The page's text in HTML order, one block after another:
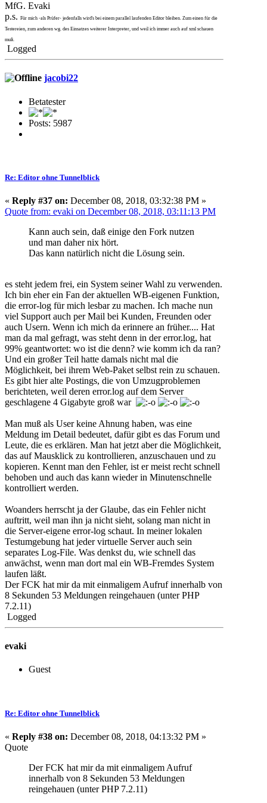
MfG. Evaki
p.s. Für mich -als Prüfer- jedenfalls wird's bei einem parallel laufenden Editor bleiben. Zum einen für die
Testereien, zum anderen wg. des Einsatzes weiterer Interpreter, und weil ich immer auch auf xml schauen
muß.
Logged
jacobi22
Betatester
Posts: 5987
Re: Editor ohne Tunnelblick
« Reply #37 on: December 08, 2018, 03:32:38 PM »
Quote from: evaki on December 08, 2018, 03:11:13 PM
Kann auch sein, daß einige den Fork nutzen
und man daher nix hört.
Das kann natürlich nicht die Lösung sein.
es steht jedem frei, ein System seiner Wahl zu verwenden.
Ich bin eher ein Fan der aktuellen WB-eigenen Funktion,
die error-log für mich lesbar zu machen. Ich mache nun
viel Support auch per Mail bei Kunden, Freunden oder
auch Usern. Wenn ich mich da erinnere an früher.... Hat
man da mal gefragt, was steht denn in der error.log, hat
99% geantwortet: wo ist die denn? wie komm ich da ran?
Und ein großer Teil hatte damals nicht mal die
Möglichkeit, bei ihrem Web-Paket selbst rein zu schauen.
Es gibt hier alte Postings, die von Umzugproblemen
berichteten, weil deren error.log auf dem Server
geschlagene 4 Gigabyte groß war
Man muß als User keine Ahnung haben, was eine
Meldung im Detail bedeutet, dafür gibt es das Forum und
Leute, die es erklären. Man hat jetzt aber die Möglichkeit,
das auf Mausklick zu kontrollieren, anzuschauen und zu
kopieren. Kennt man den Fehler, ist er meist recht schnell
behoben und auch das kann wieder in Minutenschnelle
kontrolliert werden.
Woanders herrscht ja der Glaube, das ein Fehler nicht
auftritt, weil man ihn ja nicht sieht, solang man nicht in
die Server-eigene error-log schaut. In meiner lokalen
Testumgebung hat jeder virtuelle Server auch sein
separates Log-File. Was denkst du, wie schnell das
anwächst, wenn man dort mal ein WB-Fremdes System
laufen läßt.
Der FCK hat mir da mit einmaligem Aufruf innerhalb von
8 Sekunden 53 Meldungen reingehauen (unter PHP
7.2.11)
Logged
evaki
Guest
Re: Editor ohne Tunnelblick
« Reply #38 on: December 08, 2018, 04:13:32 PM »
Quote
Der FCK hat mir da mit einmaligem Aufruf
innerhalb von 8 Sekunden 53 Meldungen
reingehauen (unter PHP 7.2.11)